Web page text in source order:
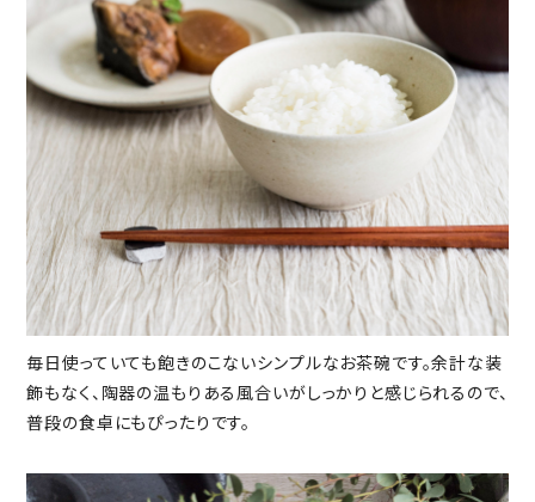
毎日使っていても飽きのこないシンプルなお茶碗です。余計な装
飾もなく、陶器の温もりある風合いがしっかりと感じられるので、
普段の食卓にもぴったりです。